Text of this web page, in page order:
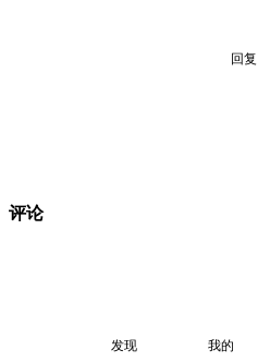
回复
评论
发现 我的